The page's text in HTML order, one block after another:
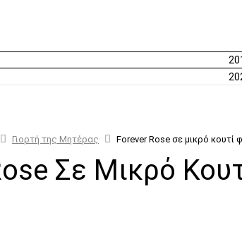
Γιορτή της Μητέρας Forever Rose σε μικρό κουτί
Σε Μικρό